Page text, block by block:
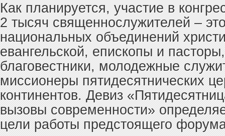
Как планируется, участие в
2 тысяч священнослужителей –
национальных объединений
евангельской, епископы и
благовестники, молодежные
миссионеры пятидесятнических
континентов. Девиз
вызовы современности»
цели работы предстоящего